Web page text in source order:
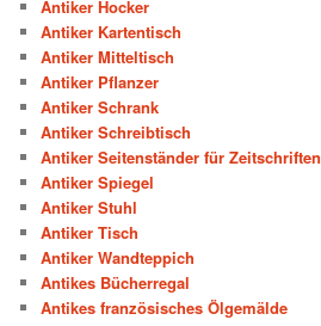
Antiker Hocker
Antiker Kartentisch
Antiker Mitteltisch
Antiker Pflanzer
Antiker Schrank
Antiker Schreibtisch
Antiker Seitenständer für Zeitschriften
Antiker Spiegel
Antiker Stuhl
Antiker Tisch
Antiker Wandteppich
Antikes Bücherregal
Antikes französisches Ölgemälde